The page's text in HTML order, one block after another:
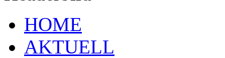
HOME
AKTUELL